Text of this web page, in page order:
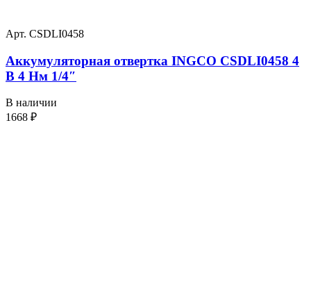
Арт. CSDLI0458
Аккумуляторная отвертка INGCO CSDLI0458 4
В 4 Нм 1/4″
В наличии
1668 ₽